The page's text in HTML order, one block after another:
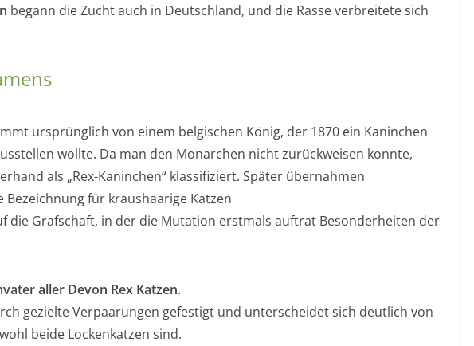
begann die Zucht auch in Deutschland, und die Rasse verbreitete sich
ursprünglich von einem belgischen König, der 1870 ein Kaninchen
wollte. Da man den Monarchen nicht zurückweisen konnte,
als „Rex-Kaninchen“ klassifiziert. Später übernahmen
Bezeichnung für kraushaarige Katzen
die Grafschaft, in der die Mutation erstmals auftrat Besonderheiten der
aller Devon Rex Katzen.
gezielte Verpaarungen gefestigt und unterscheidet sich deutlich von
beide Lockenkatzen sind.